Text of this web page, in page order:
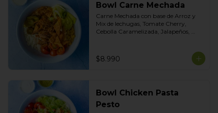
Bowl Carne Mechada
Carne Mechada con base de Arroz y
Mix de lechugas, Tomate Cherry,
Cebolla Caramelizada, Jalapeños,
Salsa de Cilantro
$8.990
Bowl Chicken Pasta
Pesto